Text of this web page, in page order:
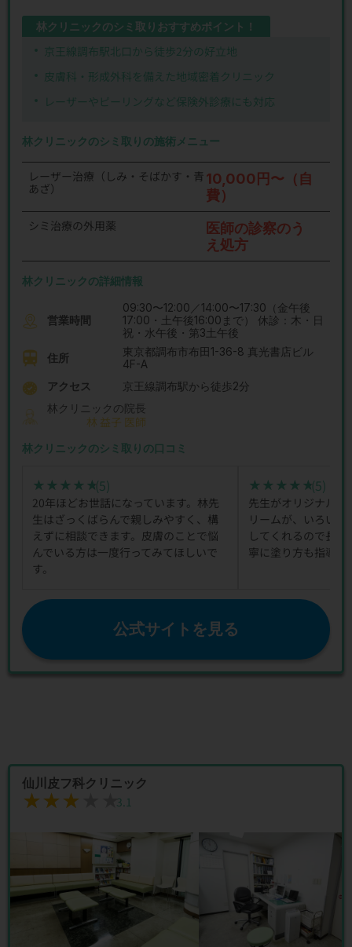
林クリニックのシミ取りおすすめポイント！
京王線調布駅北口から徒歩2分の好立地
皮膚科・形成外科を備えた地域密着クリニック
レーザーやピーリングなど保険外診療にも対応
林クリニックのシミ取りの施術メニュー
レーザー治療（しみ・そばかす・青
あざ）
10,000円〜（自
費）
シミ治療の外用薬
医師の診察のう
え処方
林クリニックの詳細情報
営業時間
09:30〜12:00／14:00〜17:30（金午後
17:00・土午後16:00まで） 休診：木・日
祝・水午後・第3土午後
住所
東京都調布市布田1-36-8 真光書店ビル
4F-A
アクセス
京王線調布駅から徒歩2分
林クリニックの院長
林 益子 医師
林クリニックのシミ取りの口コミ
★★★★★
★★★★★(5)
20年ほどお世話になっています。林先
生はざっくばらんで親しみやすく、構
えずに相談できます。皮膚のことで悩
んでいる方は一度行ってみてほしいで
す。
★★★★★
★★★★★(5)
先生がオリジナル
リームが、いろい
してくれるので長
寧に塗り方も指導し
公式サイトを見る
仙川皮フ科クリニック
★★★★★
★★★★★3.1